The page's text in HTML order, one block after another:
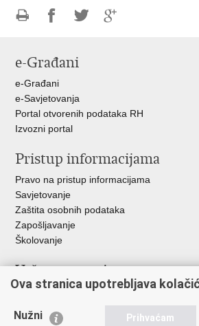
FacebookuTwitteru
e-Građani
e-Građani
e-Savjetovanja
Portal otvorenih podataka RH
Izvozni portal
Pristup informacijama
Pravo na pristup informacijama
Savjetovanje
Zaštita osobnih podataka
Zapošljavanje
Školovanje
Važne poveznice
Ministarstvo unutarnjih poslova
Udruge
Ova stranica upotrebljava
Nužni Prihvaćam